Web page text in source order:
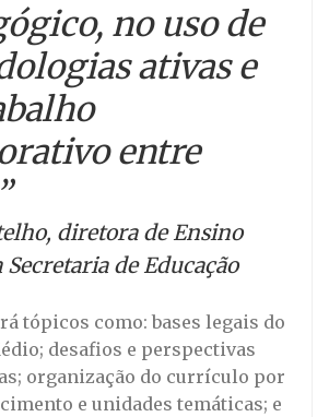
no uso de
ativas e
entre
diretora de Ensino
de Educação
tópicos como: bases legais do
desafios e perspectivas
organização do currículo por
e unidades temáticas; e